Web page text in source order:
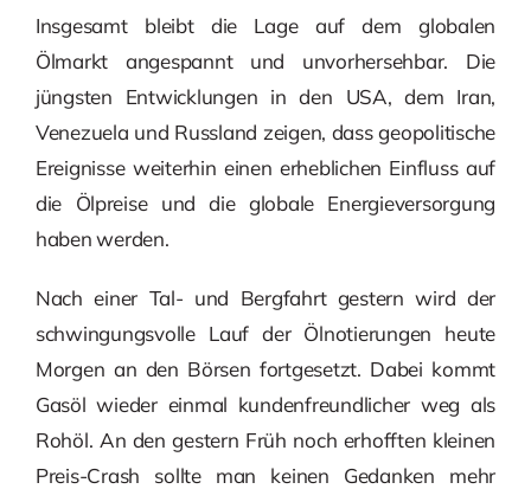
Insgesamt bleibt die Lage auf dem globalen
Ölmarkt angespannt und unvorhersehbar. Die
jüngsten Entwicklungen in den USA, dem Iran,
Venezuela und Russland zeigen, dass geopolitische
Ereignisse weiterhin einen erheblichen Einfluss auf
die Ölpreise und die globale Energieversorgung
haben werden.
Nach einer Tal- und Bergfahrt gestern wird der
schwingungsvolle Lauf der Ölnotierungen heute
Morgen an den Börsen fortgesetzt. Dabei kommt
Gasöl wieder einmal kundenfreundlicher weg als
Rohöl. An den gestern Früh noch erhofften kleinen
Preis-Crash sollte man keinen Gedanken mehr